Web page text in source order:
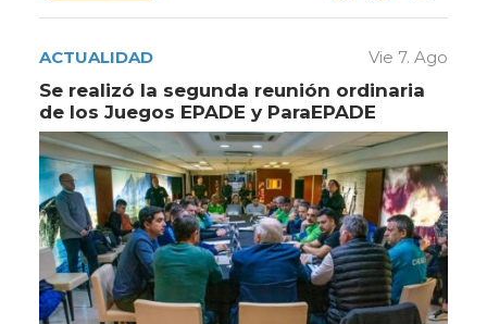
ACTUALIDAD Vie 7. Ago
Se realizó la segunda reunión ordinaria
de los Juegos EPADE y ParaEPADE